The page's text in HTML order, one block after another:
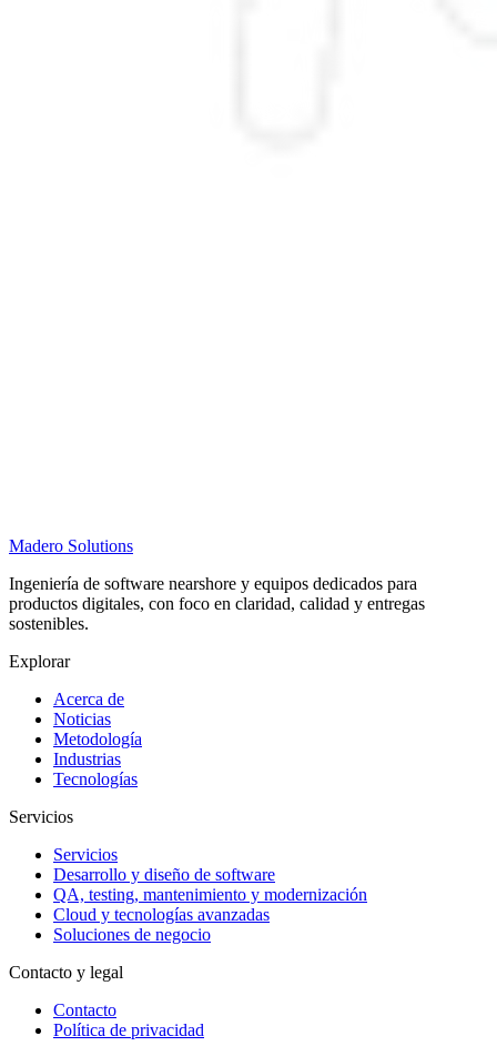
Madero Solutions
Ingeniería de software nearshore y equipos dedicados para
productos digitales, con foco en claridad, calidad y entregas
sostenibles.
Explorar
Acerca de
Noticias
Metodología
Industrias
Tecnologías
Servicios
Servicios
Desarrollo y diseño de software
QA, testing, mantenimiento y modernización
Cloud y tecnologías avanzadas
Soluciones de negocio
Contacto y legal
Contacto
Política de privacidad